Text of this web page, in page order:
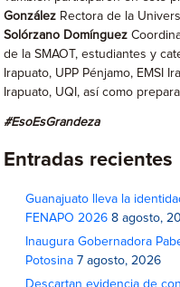
González Rectora de la
Solórzano Domínguez
de la SMAOT, estudiantes y
Irapuato, UPP Pénjamo, EMSI
Irapuato, UQI, así como
#EsoEsGrandeza
Entradas recientes
Guanajuato lleva la
FENAPO 2026 8 agosto,
Inaugura Gobernadora
Potosina 7 agosto, 2026
Descartan evidencia de